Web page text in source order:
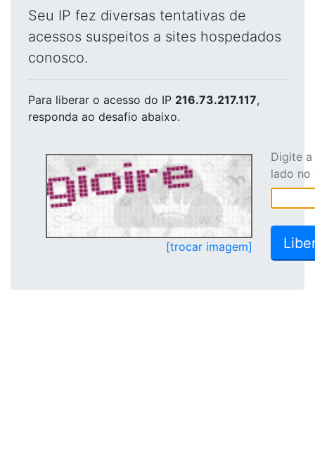
Seu IP fez diversas tentativas de
acessos suspeitos a sites hospedados
conosco.
Para liberar o acesso do IP 216.73.217.117,
responda ao desafio abaixo.
[trocar imagem]
Digite
lado no